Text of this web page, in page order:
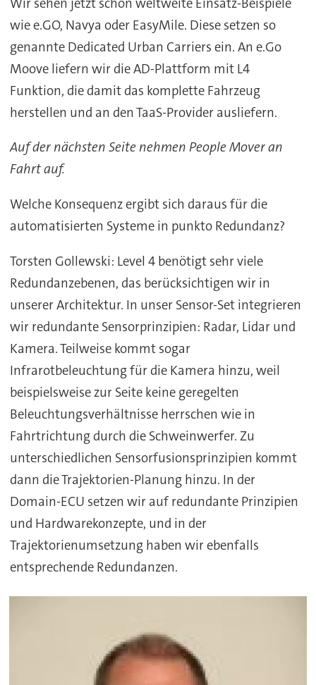
wie e.GO, Navya oder EasyMile. Diese setzen so
genannte Dedicated Urban Carriers ein. An e.Go
Moove liefern wir die AD-Plattform mit L4
Funktion, die damit das komplette Fahrzeug
herstellen und an den TaaS-Provider ausliefern.
Auf der nächsten Seite nehmen People Mover an
Fahrt auf.
Welche Konsequenz ergibt sich daraus für die
automatisierten Systeme in punkto Redundanz?
Torsten Gollewski: Level 4 benötigt sehr viele
Redundanzebenen, das berücksichtigen wir in
unserer Architektur. In unser Sensor-Set integrieren
wir redundante Sensorprinzipien: Radar, Lidar und
Kamera. Teilweise kommt sogar
Infrarotbeleuchtung für die Kamera hinzu, weil
beispielsweise zur Seite keine geregelten
Beleuchtungsverhältnisse herrschen wie in
Fahrtrichtung durch die Schweinwerfer. Zu
unterschiedlichen Sensorfusionsprinzipien kommt
dann die Trajektorien-Planung hinzu. In der
Domain-ECU setzen wir auf redundante Prinzipien
und Hardwarekonzepte, und in der
Trajektorienumsetzung haben wir ebenfalls
entsprechende Redundanzen.